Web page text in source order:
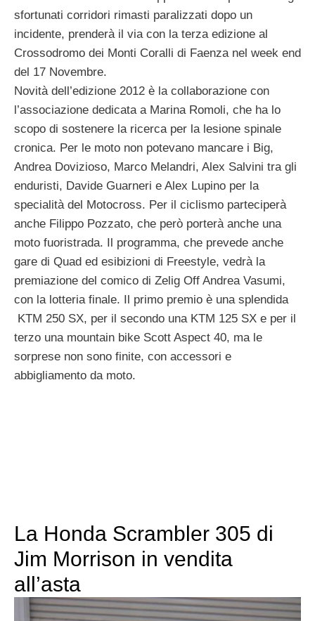
sfortunati corridori rimasti paralizzati dopo un
incidente, prenderà il via con la terza edizione al
Crossodromo dei Monti Coralli di Faenza nel week end
del 17 Novembre.
Novità dell’edizione 2012 è la collaborazione con
l’associazione dedicata a Marina Romoli, che ha lo
scopo di sostenere la ricerca per la lesione spinale
cronica. Per le moto non potevano mancare i Big,
Andrea Dovizioso, Marco Melandri, Alex Salvini tra gli
enduristi, Davide Guarneri e Alex Lupino per la
specialità del Motocross. Per il ciclismo parteciperà
anche Filippo Pozzato, che però porterà anche una
moto fuoristrada. Il programma, che prevede anche
gare di Quad ed esibizioni di Freestyle, vedrà la
premiazione del comico di Zelig Off Andrea Vasumi,
con la lotteria finale. Il primo premio è una splendida
KTM 250 SX, per il secondo una KTM 125 SX e per il
terzo una mountain bike Scott Aspect 40, ma le
sorprese non sono finite, con accessori e
abbigliamento da moto.
La Honda Scrambler 305 di
Jim Morrison in vendita
all’asta